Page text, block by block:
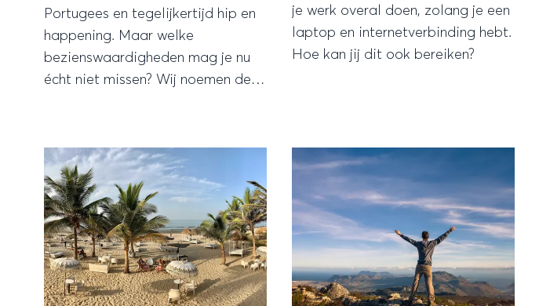
Portugees en tegelijkertijd hip en
happening. Maar welke
bezienswaardigheden mag je nu
écht niet missen? Wij noemen de
je werk overal doen, zolang je een
laptop en internetverbinding hebt.
Hoe kan jij dit ook bereiken?